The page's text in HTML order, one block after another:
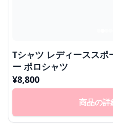
Tシャツ レディースス
ー ポロシャツ
¥8,800
商品の詳